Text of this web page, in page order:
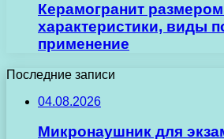
Керамогранит
характеристики, виды
применение
Последние записи
04.08.2026
Микронаушник для